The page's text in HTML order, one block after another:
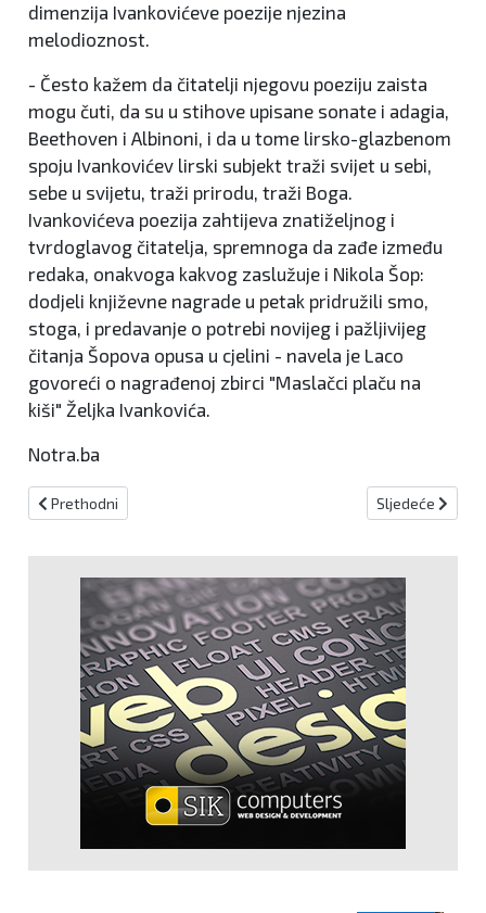
dimenzija Ivankovićeve poezije njezina
melodioznost.
- Često kažem da čitatelji njegovu poeziju zaista
mogu čuti, da su u stihove upisane sonate i adagia,
Beethoven i Albinoni, i da u tome lirsko-glazbenom
spoju Ivankovićev lirski subjekt traži svijet u sebi,
sebe u svijetu, traži prirodu, traži Boga.
Ivankovićeva poezija zahtijeva znatiželjnog i
tvrdoglavog čitatelja, spremnoga da zađe između
redaka, onakvoga kakvog zaslužuje i Nikola Šop:
dodjeli književne nagrade u petak pridružili smo,
stoga, i predavanje o potrebi novijeg i pažljivijeg
čitanja Šopova opusa u cjelini - navela je Laco
govoreći o nagrađenoj zbirci "Maslačci plaču na
kiši" Željka Ivankovića.
Notra.ba
Prethodni članak: (VIDEO) Ovog četvrtka u Novom Travniku
Prethodni Sljedeći članak:
Sljedeće